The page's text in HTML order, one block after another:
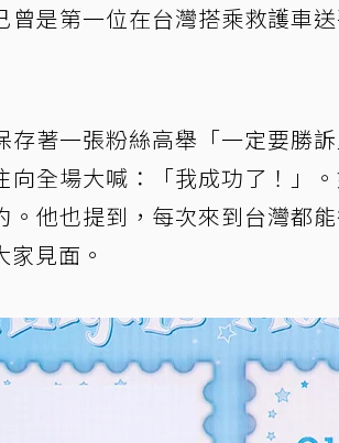
曾是第一位在台灣搭乘救護車
存著一張粉絲高舉「一定要勝
向全場大喊：「我成功了！」
。他也提到，每次來到台灣都
見面。